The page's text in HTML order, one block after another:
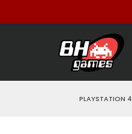
PLAYSTATION 4